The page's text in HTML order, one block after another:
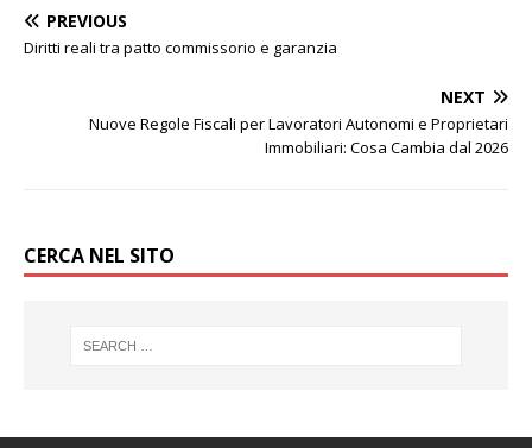
PREVIOUS
Diritti reali tra patto commissorio e garanzia
NEXT
Nuove Regole Fiscali per Lavoratori Autonomi e Proprietari
Immobiliari: Cosa Cambia dal 2026
CERCA NEL SITO